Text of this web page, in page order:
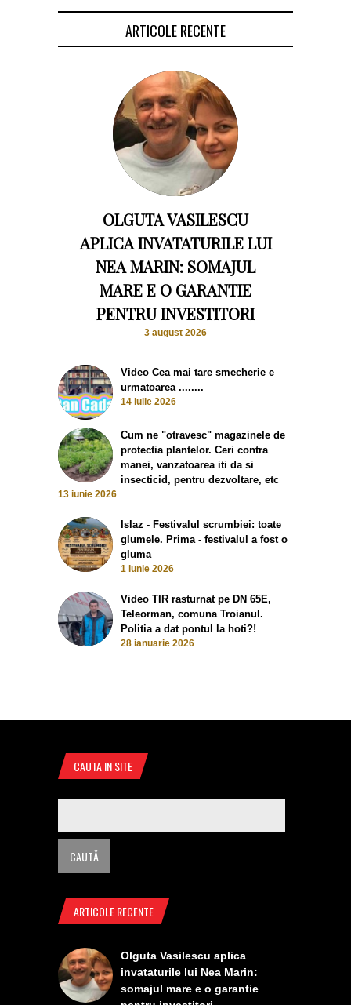
ARTICOLE RECENTE
OLGUTA VASILESCU
APLICA INVATATURILE LUI
NEA MARIN: SOMAJUL
MARE E O GARANTIE
PENTRU INVESTITORI
3 august 2026
Video Cea mai tare smecherie e
urmatoarea ........
14 iulie 2026
Cum ne "otravesc" magazinele de
protectia plantelor. Ceri contra
manei, vanzatoarea iti da si
insecticid, pentru dezvoltare, etc
13 iunie 2026
Islaz - Festivalul scrumbiei: toate
glumele. Prima - festivalul a fost o
gluma
1 iunie 2026
Video TIR rasturnat pe DN 65E,
Teleorman, comuna Troianul.
Politia a dat pontul la hoti?!
28 ianuarie 2026
CAUTA IN SITE
ARTICOLE RECENTE
Olguta Vasilescu aplica
invataturile lui Nea Marin:
somajul mare e o garantie